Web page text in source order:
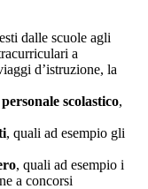
dalle scuole agli
a
d’istruzione, la
scolastico,
, quali ad esempio gli
, quali ad esempio i
a concorsi